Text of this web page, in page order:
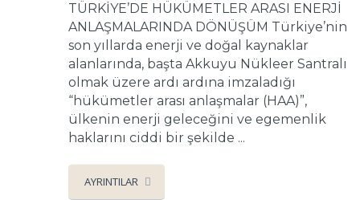
TÜRKİYE’DE HÜKÜMETLER ARASI ENERJİ
ANLAŞMALARINDA DÖNÜŞÜM Türkiye’nin
son yıllarda enerji ve doğal kaynaklar
alanlarında, başta Akkuyu Nükleer Santralı
olmak üzere ardı ardına imzaladığı
“hükümetler arası anlaşmalar (HAA)”,
ülkenin enerji geleceğini ve egemenlik
haklarını ciddi bir şekilde ...
AYRINTILAR